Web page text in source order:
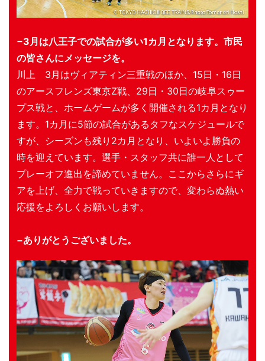
−3月は八王子での試合が多い1カ月となります。市民
の皆さんにメッセージを。
川上 3月はヴィアティン三重戦のほか、15日・16日
のアースフレンズ東京Z戦、29日・30日の岐阜スゥー
プス戦と、ホームゲームが多く開催される1カ月となり
ます。1カ月に5節の試合があるタフなスケジュールで
すが、シーズンも残り2カ月となり、いよいよ勝負の
時を迎えています。選手・スタッフ共に誰一人として
プレーオフ進出を諦めていません。ここからさらにギ
アを上げ、全力で戦っていきますので、変わらぬ熱い
応援をよろしくお願いします。
−ありがとうございました。